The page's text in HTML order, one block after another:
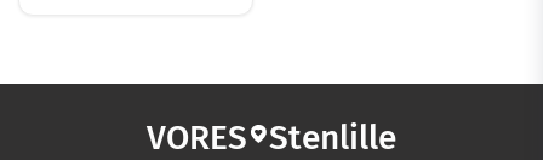
VORES Stenlille